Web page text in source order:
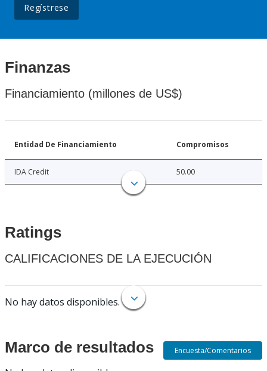
Regístrese
Finanzas
Financiamiento (millones de US$)
Entidad De Financiamiento Compromisos
IDA Credit 50.00
Ratings
CALIFICACIONES DE LA EJECUCIÓN
No hay datos disponibles.
Marco de resultados Encuesta/Comentarios